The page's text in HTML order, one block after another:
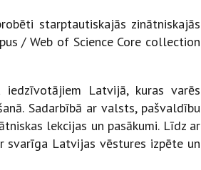
starptautiskajās zinātniskajās
/ Web of Science Core collection
Latvijā, kuras varēs
Sadarbībā ar valsts, pašvaldību
lekcijas un pasākumi. Līdz ar
Latvijas vēstures izpēte un